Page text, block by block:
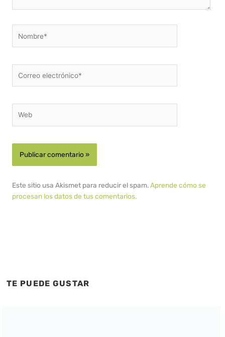
electrónico*
Este sitio usa Akismet para reducir el spam.Aprende cómo se
procesan los datos de tus comentarios.
TE PUEDE GUSTAR